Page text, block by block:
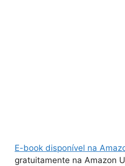
E-book disponível na
gratuitamente na Amazon